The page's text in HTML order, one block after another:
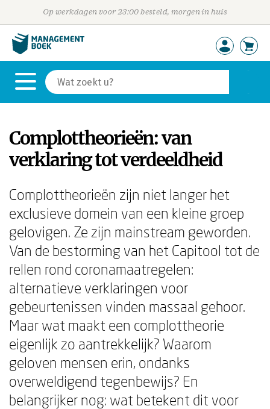
Op werkdagen voor 23:00 besteld, morgen in huis
Complottheorieën: van
verklaring tot verdeeldheid
Complottheorieën zijn niet langer het
exclusieve domein van een kleine groep
gelovigen. Ze zijn mainstream geworden.
Van de bestorming van het Capitool tot de
rellen rond coronamaatregelen:
alternatieve verklaringen voor
gebeurtenissen vinden massaal gehoor.
Maar wat maakt een complottheorie
eigenlijk zo aantrekkelijk? Waarom
geloven mensen erin, ondanks
overweldigend tegenbewijs? En
belangrijker nog: wat betekent dit voor